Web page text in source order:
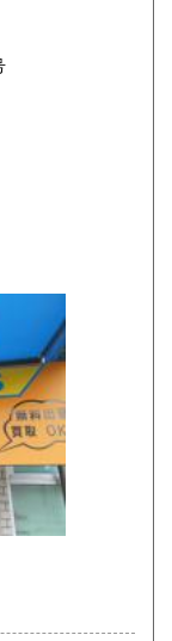
、レコード、
買い取りがで
。